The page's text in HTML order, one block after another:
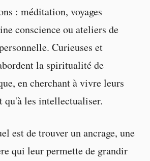
: méditation, voyages
conscience ou ateliers de
Curieuses et
la spiritualité de
en cherchant à vivre leurs
qu'à les intellectualiser.
est de trouver un ancrage, une
qui leur permette de grandir